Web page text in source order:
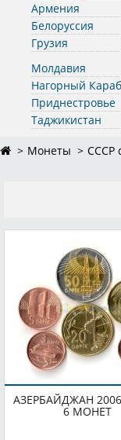
Армения
Белоруссия
Грузия
Молдавия
Нагорный
Приднестровье
Таджикистан
Монеты СССР
АЗЕРБАЙДЖАН
6 МОНЕТ